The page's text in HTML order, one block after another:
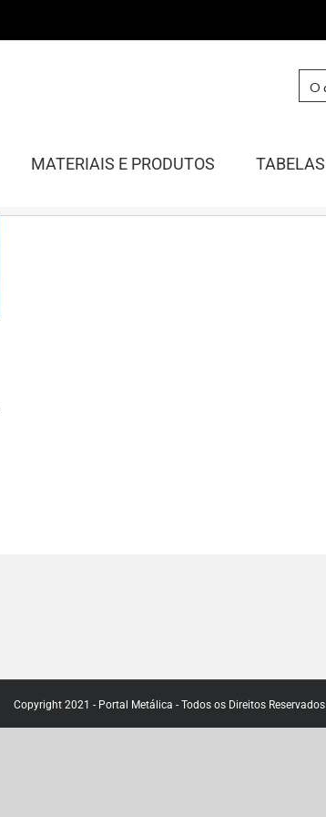
MATERIAIS E PRODUTOS TABELAS
Copyright 2021 - Portal Metálica - Todos os Direitos Reservados